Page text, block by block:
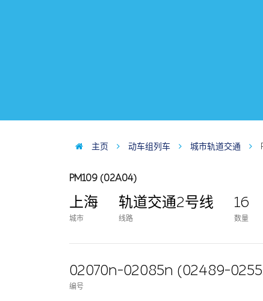
主页 动车组列车 城市轨道交通
PM109 (02A04)
上海
城市
轨道交通2号线
线路
16
数量
02070n-02085n (02489-
编号